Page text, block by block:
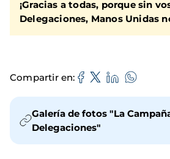
¡Gracias a todas, porque sin
Delegaciones, Manos Unidas
Compartir en
Galería de fotos "La
Delegaciones"